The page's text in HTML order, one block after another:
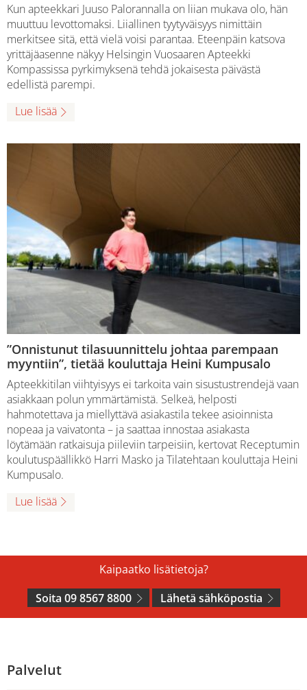
Kun apteekkari Juuso Palorannalla on liian mukava olo, hän
muuttuu levottomaksi. Liiallinen tyytyväisyys nimittäin
merkitsee sitä, että vielä voisi parantaa. Eteenpäin katsova
yrittäjäasenne näkyy Helsingin Vuosaaren Apteekki
Kompassissa pyrkimyksenä tehdä jokaisesta päivästä
edellistä parempi.
Lue lisää
”Onnistunut tilasuunnittelu johtaa parempaan
myyntiin”, tietää kouluttaja Heini Kumpusalo
Apteekkitilan viihtyisyys ei tarkoita vain sisustustrendejä vaan
asiakkaan polun ymmärtämistä. Selkeä, helposti
hahmotettava ja miellyttävä asiakastila tekee asioinnista
nopeaa ja vaivatonta – ja saattaa innostaa asiakasta
löytämään ratkaisuja piileviin tarpeisiin, kertovat Receptumin
koulutuspäällikkö Harri Masko ja Tilatehtaan kouluttaja Heini
Kumpusalo.
Lue lisää
Kaipaatko lisätietoja?
Soita 09 8567 8800
Lähetä sähköpostia
Palvelut